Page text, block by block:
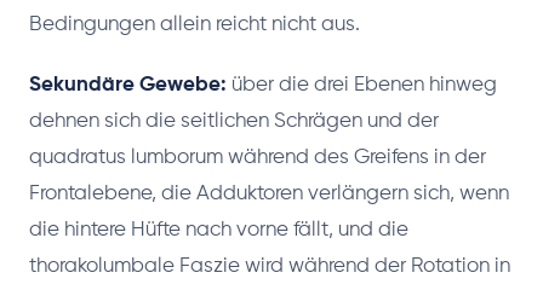
Bedingungen allein reicht nicht aus.
Sekundäre Gewebe: über die drei Ebenen hinweg
dehnen sich die seitlichen Schrägen und der
quadratus lumborum während des Greifens in der
Frontalebene, die Adduktoren verlängern sich, wenn
die hintere Hüfte nach vorne fällt, und die
thorakolumbale Faszie wird während der Rotation in